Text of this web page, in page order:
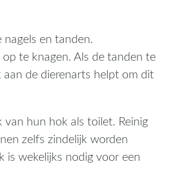
en tanden.
te knagen. Als de tanden te
de dierenarts helpt om dit
van hun hok als toilet. Reinig
zelfs zindelijk worden
is wekelijks nodig voor een